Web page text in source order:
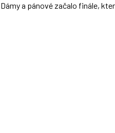
Dámy a pánové začalo finále,